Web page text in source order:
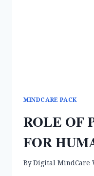
MINDCARE PACK
ROLE OF
FOR
ByDigital MindCare